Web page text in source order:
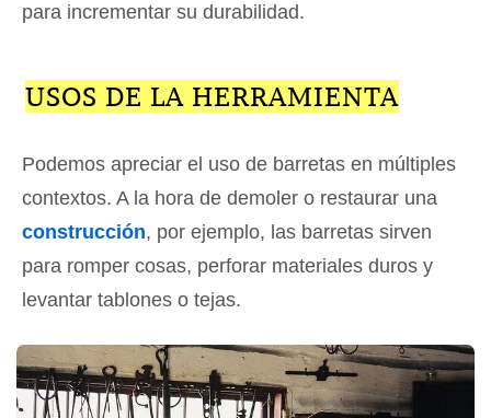
para incrementar su durabilidad.
USOS DE LA HERRAMIENTA
Podemos apreciar el uso de barretas en múltiples
contextos. A la hora de demoler o restaurar una
construcción, por ejemplo, las barretas sirven
para romper cosas, perforar materiales duros y
levantar tablones o tejas.